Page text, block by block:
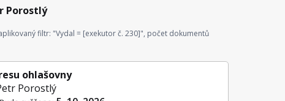
Porostlý
filtr: "Vydal = [exekutor č. 230]", počet dokumentů
ohlašovny
Porostlý